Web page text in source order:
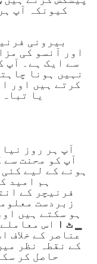
کیونکہ آپ
اور آنسو کی
سے ایک ہے۔ آپ
نہیں ہونا
کرتے ہیں اور
یا
آپ ہر روز
آپ کو محنت
ہونے کے لیے
ہم امید
فرنیچر کے
زبردست
ہو سکتے ہیں
▁ ٹ ا
اس
عناصر کے خلاف
کے نقطہ نظر
حاصل کر